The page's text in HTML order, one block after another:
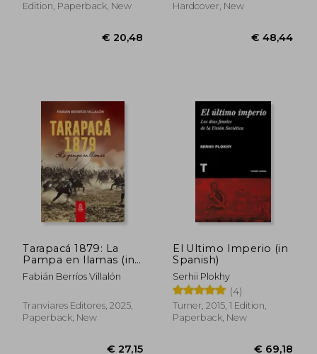
€ 39,89 €
Edition, Paperback, New
Hardcover, New
Tarapacá 1879: La
Pampa en llamas (in
Spanish)
Fabián Berríos Villalón
Tranviares Editores, 2025,
Paperback, New
El Ultimo Imperio (in
Spanish)
Serhii Plokhy
(4)
Turner, 2015, 1 Edition,
Paperback, New